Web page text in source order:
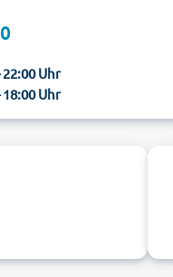
22:00 Uhr
18:00 Uhr